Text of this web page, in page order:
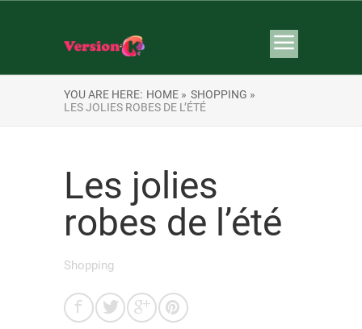
YOU ARE HERE: HOME » SHOPPING »
LES JOLIES ROBES DE L’ÉTÉ
Les jolies
robes de l’été
Shopping